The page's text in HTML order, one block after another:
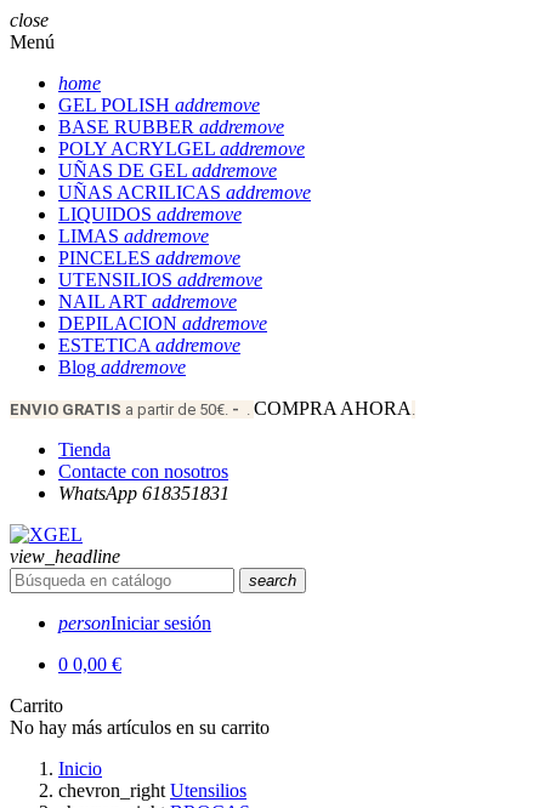
close
Menú
home
GEL POLISH addremove
BASE RUBBER addremove
POLY ACRYLGEL addremove
UÑAS DE GEL addremove
UÑAS ACRILICAS addremove
LIQUIDOS addremove
LIMAS addremove
PINCELES addremove
UTENSILIOS addremove
NAIL ART addremove
DEPILACION addremove
ESTETICA addremove
Blog addremove
ENVIO GRATIS a partir de 50€. - . COMPRA AHORA .
Tienda
Contacte con nosotros
WhatsApp 618351831
view_headline
search
personIniciar sesión
0 0,00 €
Carrito
No hay más artículos en su carrito
Inicio
chevron_right Utensilios